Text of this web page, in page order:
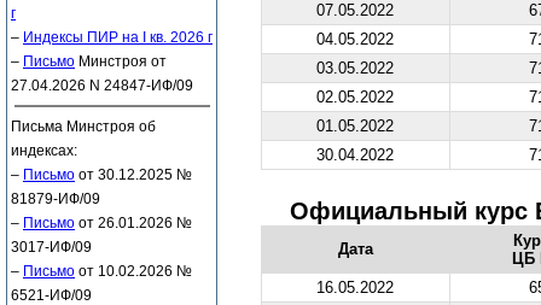
г
– Индексы ПИР на I кв. 2026 г
– Письмо Минстроя от
27.04.2026 N 24847-ИФ/09
Письма Минстроя об
индексах:
– Письмо от 30.12.2025 №
81879-ИФ/09
– Письмо от 26.01.2026 №
3017-ИФ/09
– Письмо от 10.02.2026 №
6521-ИФ/09
07.05.2022
04.05.2022
03.05.2022
02.05.2022
01.05.2022
30.04.2022
Официальный курс
Дата
ЦБ
16.05.2022